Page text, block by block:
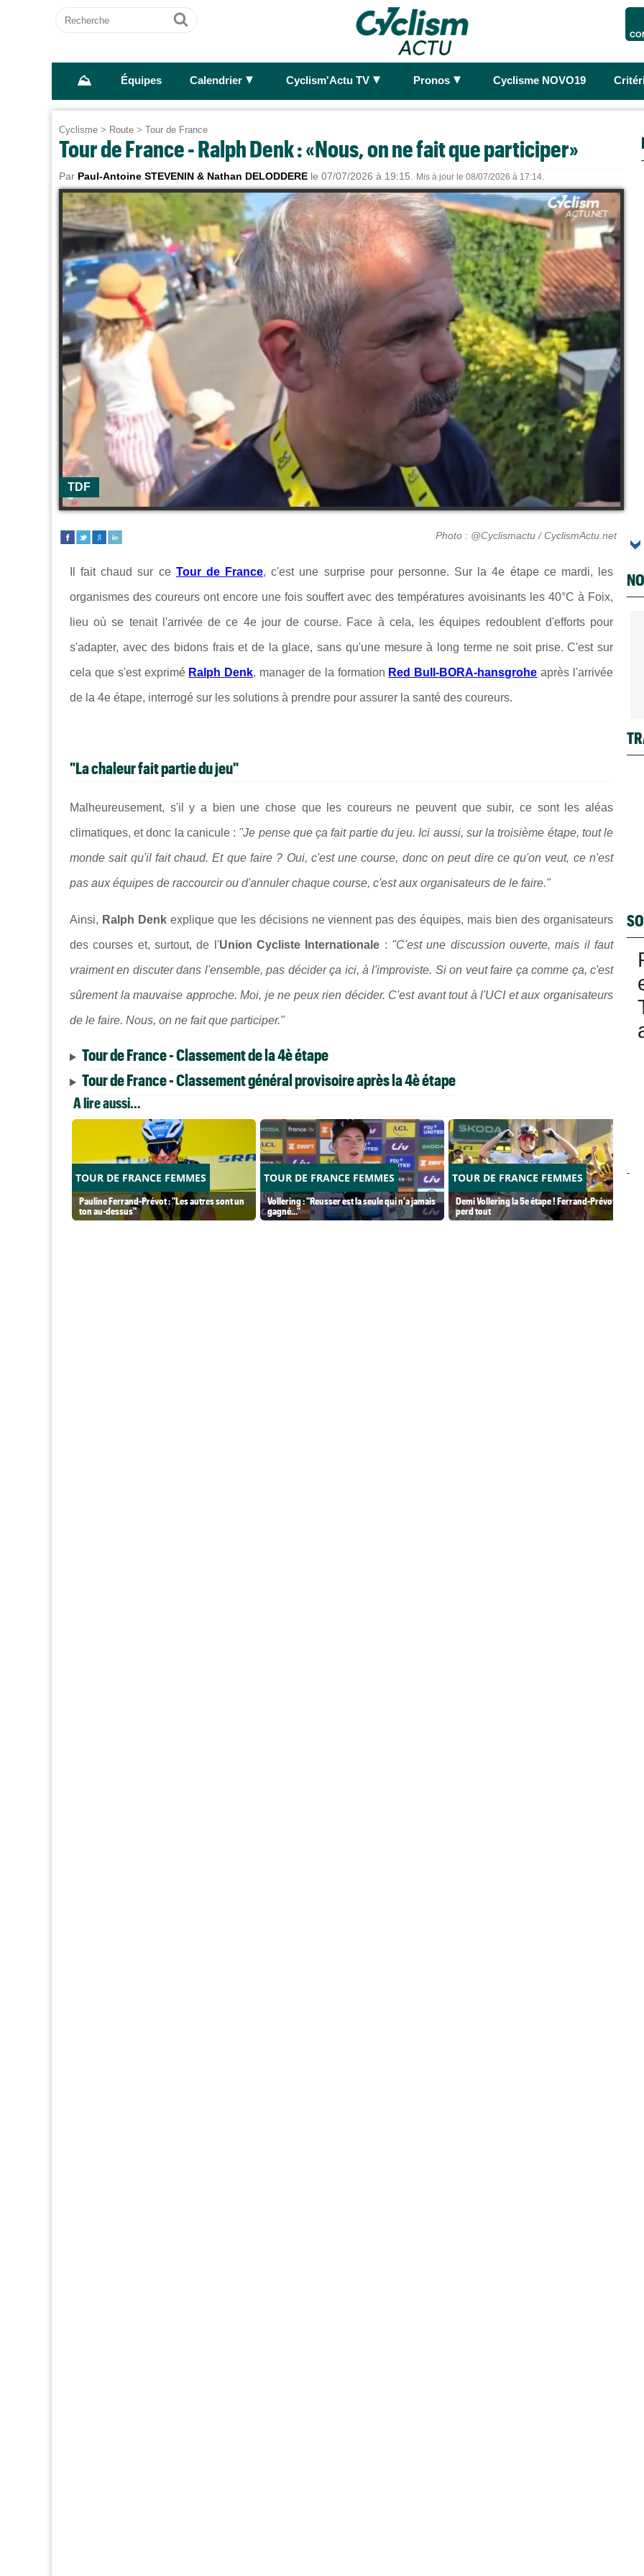
Recherche
Ok
⛰ Équipes Calendrier ► Cyclism'Actu TV ► Pronos ► Cyclisme NOVO19
Cyclisme > Route > Tour de France
Tour de France - Ralph Denk : «Nous, on ne fait que participer»
Par Paul-Antoine STEVENIN & Nathan DELODDERE le 07/07/2026 à 19:15. Mis à jour le 08/07/2026 à 17:14.
TDF
Photo : @Cyclismactu / CyclismActu.net
Il fait chaud sur ce Tour de France, c'est une surprise pour personne. Sur la 4e étape ce mardi, les
organismes des coureurs ont encore une fois souffert avec des températures avoisinants les 40°C à Foix,
lieu où se tenait l'arrivée de ce 4e jour de course. Face à cela, les équipes redoublent d'efforts pour
s'adapter, avec des bidons frais et de la glace, sans qu'une mesure à long terme ne soit prise. C'est sur
cela que s'est exprimé Ralph Denk, manager de la formation Red Bull-BORA-hansgrohe après l'arrivée
de la 4e étape, interrogé sur les solutions à prendre pour assurer la santé des coureurs.
"La chaleur fait partie du jeu"
Malheureusement, s'il y a bien une chose que les coureurs ne peuvent que subir, ce sont les aléas
climatiques, et donc la canicule : "Je pense que ça fait partie du jeu. Ici aussi, sur la troisième étape, tout le
monde sait qu'il fait chaud. Et que faire ? Oui, c'est une course, donc on peut dire ce qu'on veut, ce n'est
pas aux équipes de raccourcir ou d'annuler chaque course, c'est aux organisateurs de le faire."
Ainsi, Ralph Denk explique que les décisions ne viennent pas des équipes, mais bien des organisateurs
des courses et, surtout, de l'Union Cycliste Internationale : "C'est une discussion ouverte, mais il faut
vraiment en discuter dans l'ensemble, pas décider ça ici, à l'improviste. Si on veut faire ça comme ça, c'est
sûrement la mauvaise approche. Moi, je ne peux rien décider. C'est avant tout à l'UCI et aux organisateurs
de le faire. Nous, on ne fait que participer."
Tour de France - Classement de la 4è étape
Tour de France - Classement général provisoire après la 4è étape
A lire aussi...
TOUR DE FRANCE FEMMES
Pauline Ferrand-Prévot : "Les autres sont un
ton au-dessus"
TOUR DE FRANCE FEMMES
Vollering : "Reusser est la seule qui n'a jamais
gagné..."
TOUR DE FRANCE FEMMES
Demi Vollering la 5e étape ! Ferrand-Prévot
perd tout
-